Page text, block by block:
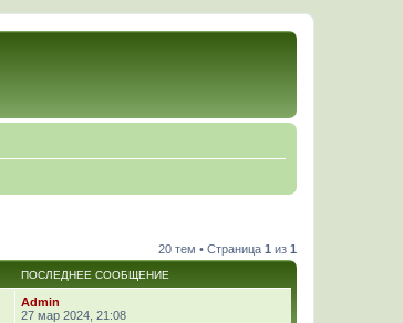
20 тем • Страница 1 из 1
ПОСЛЕДНЕЕ СООБЩЕНИЕ
Admin
27 мар 2024, 21:08